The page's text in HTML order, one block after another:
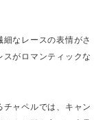
なレースの表情がさ
がロマンティックな
ャペルでは、キャン